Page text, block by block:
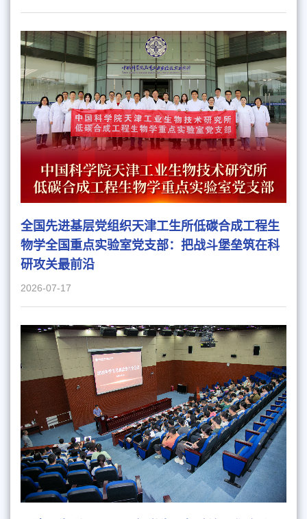
全国先进基层党组织天津工生所低碳合成工程生
物学全国重点实验室党支部：把战斗堡垒筑在科
研攻关最前沿
2026-07-17